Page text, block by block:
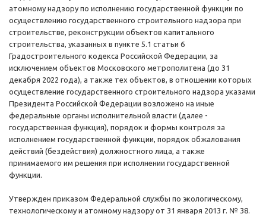
атомному надзору по исполнению государственной функции по
осуществлению государственного строительного надзора при
строительстве, реконструкции объектов капитального
строительства, указанных в пункте 5.1 статьи 6
Градостроительного кодекса Российской Федерации, за
исключением объектов Московского метрополитена (до 31
декабря 2022 года), а также тех объектов, в отношении которых
осуществление государственного строительного надзора указами
Президента Российской Федерации возложено на иные
федеральные органы исполнительной власти (далее -
государственная функция), порядок и формы контроля за
исполнением государственной функции, порядок обжалования
действий (бездействия) должностного лица, а также
принимаемого им решения при исполнении государственной
функции.
Утвержден приказом Федеральной службы по экологическому,
технологическому и атомному надзору от 31 января 2013 г. № 38.